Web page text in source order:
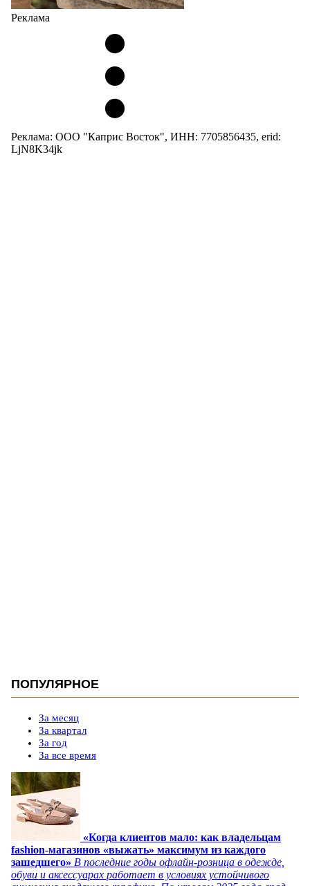
Реклама
Реклама: ООО "Каприс Восток", ИНН: 7705856435, erid:
LjN8K34jk
ПОПУЛЯРНОЕ
За месяц
За квартал
За год
За все время
«Когда клиентов мало: как владельцам
fashion-магазинов «выжать» максимум из каждого
зашедшего» В последние годы офлайн-розница в одежде,
обуви и аксессуарах работает в условиях устойчивого